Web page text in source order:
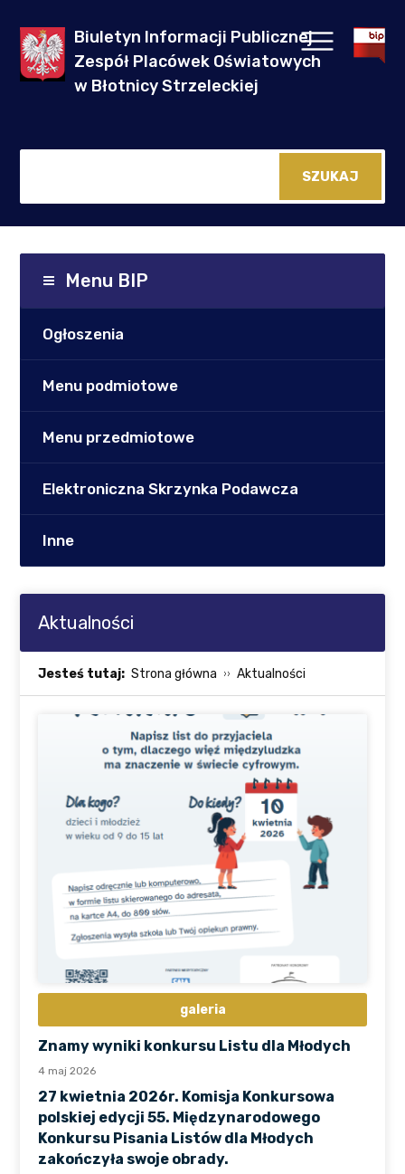
Biuletyn Informacji Publicznej
Zespół Placówek Oświatowych
w Błotnicy Strzeleckiej
Menu BIP
Ogłoszenia
Menu podmiotowe
Menu przedmiotowe
Elektroniczna Skrzynka Podawcza
Inne
Aktualności
Jesteś tutaj: Strona główna Aktualności
galeria
Znamy wyniki konkursu Listu dla Młodych
4 maj 2026
27 kwietnia 2026r. Komisja Konkursowa
polskiej edycji 55. Międzynarodowego
Konkursu Pisania Listów dla Młodych
zakończyła swoje obrady.